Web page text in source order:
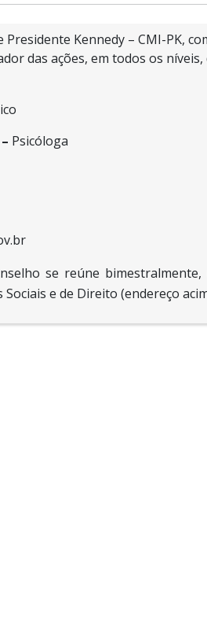
Kennedy – CMI-PK,
das ações, em todos os
– Psicóloga
se reúne
e de Direito (endereço